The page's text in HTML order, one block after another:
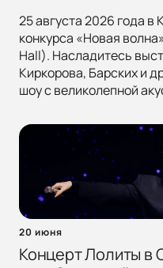
25 августа 2026 года в
конкурса «Новая
Hall). Насладитесь
Киркорова, Барских и
шоу с великолепной
20 июня
Концерт Лолиты в